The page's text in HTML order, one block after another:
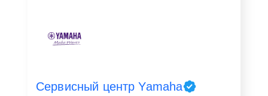
Сервисный центр Yamaha